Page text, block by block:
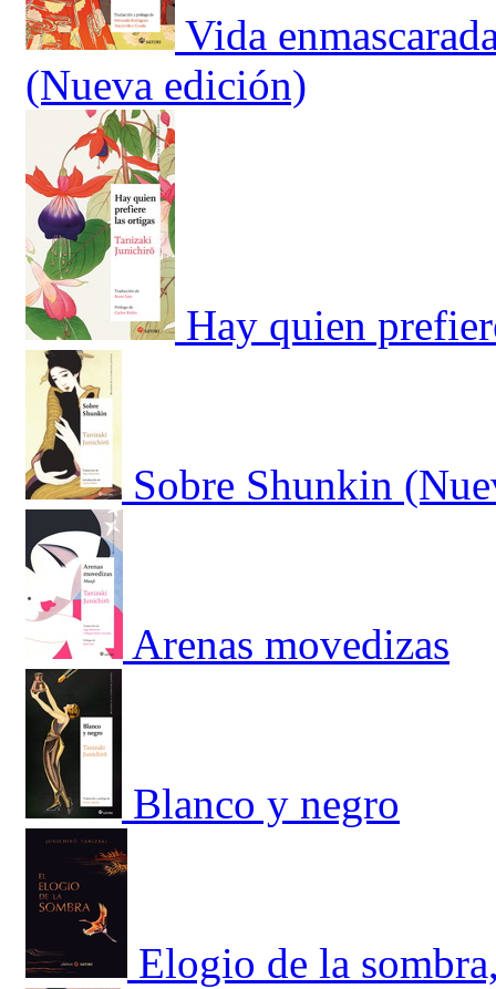
Vida
(Nueva edición)
Hay quien
Sobre Shunkin
Arenas movedizas
Blanco y negro
Elogio de la